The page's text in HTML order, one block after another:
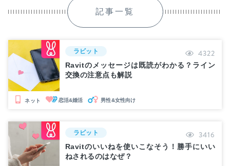
記事一覧
ラビット 4322
Ravitのメッセージは既読がわかる？ライン
交換の注意点も解説
ネット 恋活&婚活 男性&女性向け
ラビット 3416
Ravitのいいねを使いこなそう！勝手にいい
ねされるのはなぜ？